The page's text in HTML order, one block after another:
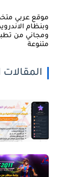
موقع عربي
وبنظام
ومجاني من
متنوعة
المقالات